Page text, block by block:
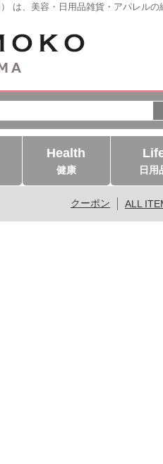
は、美容・日用品雑貨・アパレルの
クーポン ALL
Health
健康 日用